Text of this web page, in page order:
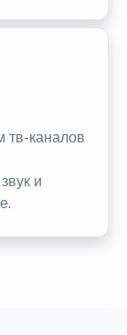
тв-каналов
и